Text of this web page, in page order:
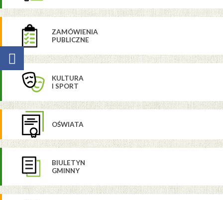
ZAMÓWIENIA
PUBLICZNE
KULTURA
I SPORT
OŚWIATA
BIULETYN
GMINNY